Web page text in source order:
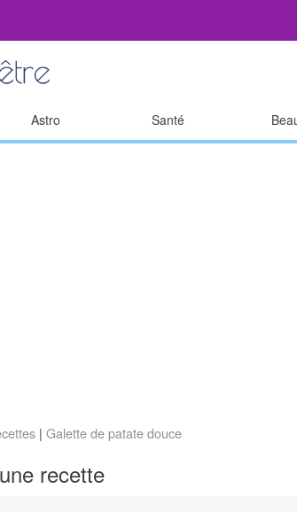
Astro Santé
Galette de patate douce
recette